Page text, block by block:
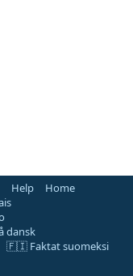
Help
Home
dansk
🇫🇮 Faktat suomeksi